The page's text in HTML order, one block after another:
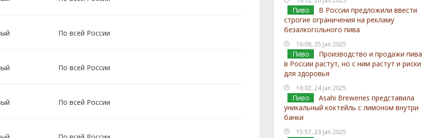
Пиво
В России предложили ввести
строгие ограничения на рекламу
безалкогольного пива
16:08, 25 Jan 2025
Пиво
Производство и продажи пива
в России растут, но с ним растут и риски
для здоровья
16:02, 24 Jan 2025
Пиво
Asahi Breweries представила
уникальный коктейль с лимоном внутри
банки
15:57, 23 Jan 2025
По всей России
По всей России
По всей России